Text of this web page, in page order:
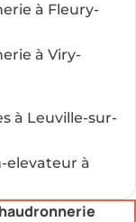
à Fleury-
à Viry-
à Leuville-sur-
elevateur à